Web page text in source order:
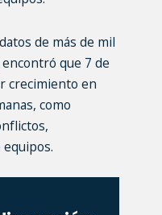
de más de mil
que 7 de
crecimiento en
como